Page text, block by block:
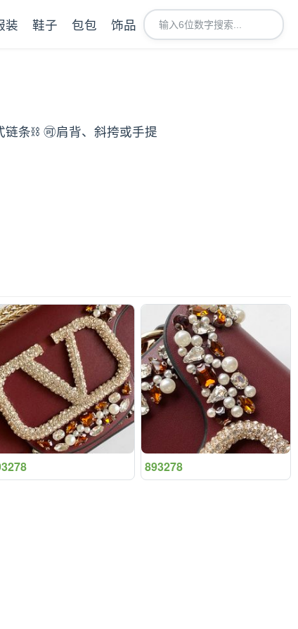
装 鞋子 包包 饰品
条⛓️ 🉑️肩背、斜挎或手提
893278